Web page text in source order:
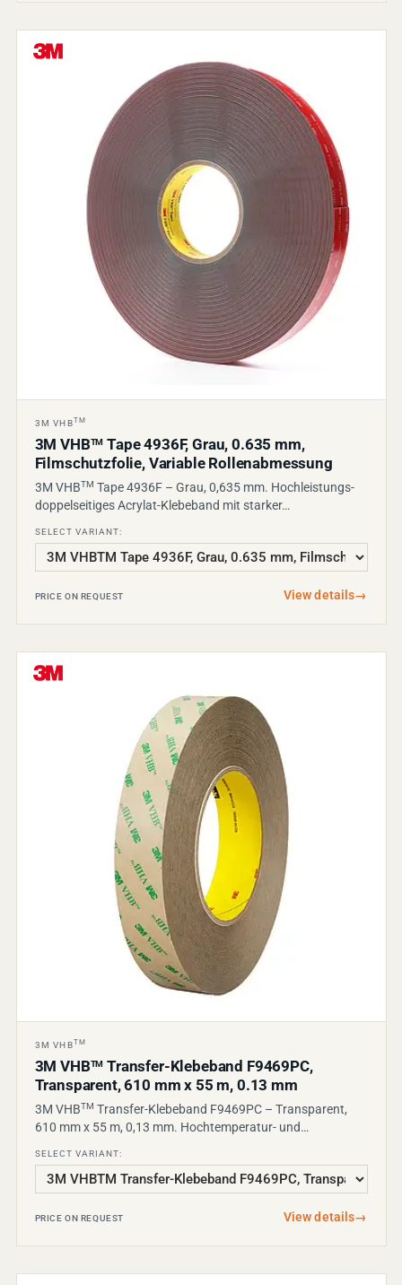
3M VHBTM
3M VHBTM Tape 4936F, Grau, 0.635 mm,
Filmschutzfolie, Variable Rollenabmessung
3M VHBTM Tape 4936F – Grau, 0,635 mm. Hochleistungs-
doppelseitiges Acrylat-Klebeband mit starker…
SELECT VARIANT:
PRICE ON REQUEST View details→
3M VHBTM
3M VHBTM Transfer-Klebeband F9469PC,
Transparent, 610 mm x 55 m, 0.13 mm
3M VHBTM Transfer-Klebeband F9469PC – Transparent,
610 mm x 55 m, 0,13 mm. Hochtemperatur- und…
SELECT VARIANT:
PRICE ON REQUEST View details→